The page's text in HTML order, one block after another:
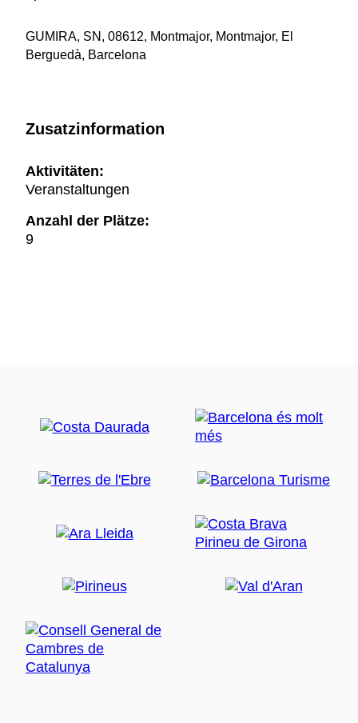
GUMIRA, SN, 08612, Montmajor, Montmajor, El
Berguedà, Barcelona
Zusatzinformation
Aktivitäten:
Veranstaltungen
Anzahl der Plätze:
9